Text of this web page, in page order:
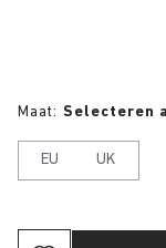
Maat: Selecteren
EU UK